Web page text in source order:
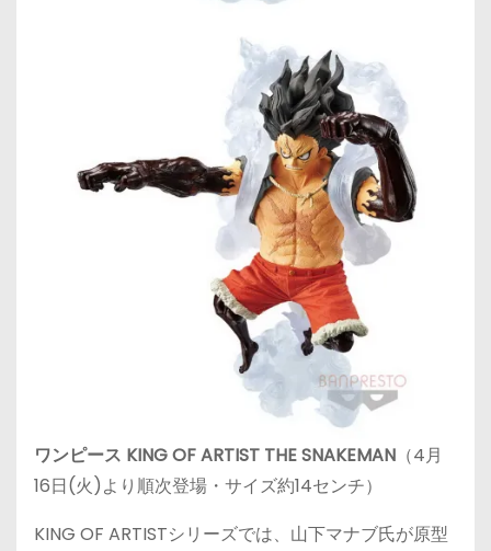
ワンピース KING OF ARTIST THE SNAKEMAN （4月
16日(火)より順次登場・サイズ約14センチ）
KING OF ARTISTシリーズでは、山下マナブ氏が原型